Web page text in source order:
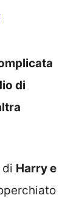
di
di Harry e